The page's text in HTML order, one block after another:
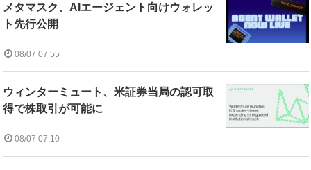
メタマスク、AIエージェント向けウォレッ
ト先行公開
08/07 07:55
ウィンターミュート、米証券当局の認可取
得で株取引が可能に
08/07 07:10